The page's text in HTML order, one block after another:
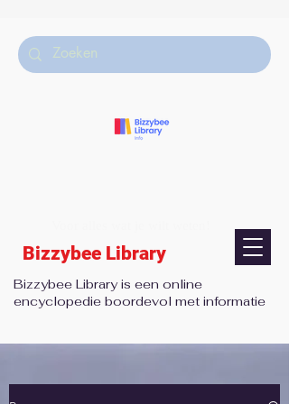
Bizzybee Library is een online
encyclopedie boordevol met informatie
Bizzybee Library